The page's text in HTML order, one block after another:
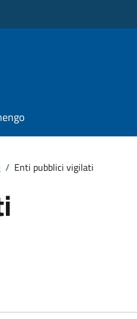
/ Enti pubblici vigilati